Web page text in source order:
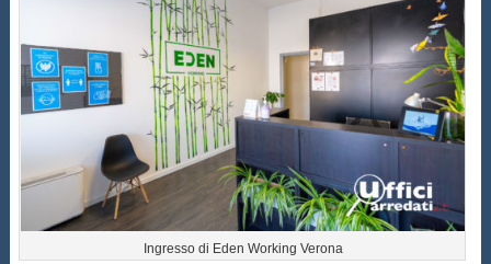
Ingresso di Eden Working Verona